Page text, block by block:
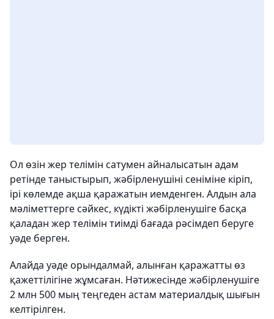
Ол өзін жер телімін сатумен айналысатын адам
ретінде таныстырып, жәбірленушіні сеніміне кіріп,
ірі көлемде ақша қаражатын иемденген. Алдын ала
мәліметтерге сәйкес, күдікті жәбірленушіге басқа
қаладан жер телімін тиімді бағада рәсімдеп беруге
уәде берген.
Алайда уәде орындалмай, алынған қаражатты өз
қажеттілігіне жұмсаған. Нәтижесінде жәбірленушіге
2 млн 500 мың теңгеден астам материалдық шығын
келтірілген.